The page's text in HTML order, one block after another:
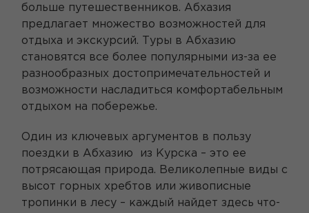
больше путешественников. Абхазия
предлагает множество возможностей для
отдыха и экскурсий. Туры в Абхазию
становятся все более популярными из-за ее
разнообразных достопримечательностей и
возможности насладиться комфортабельным
отдыхом на побережье.
Один из ключевых аргументов в пользу
поездки в Абхазию из Курска – это ее
потрясающая природа. Великолепные виды с
высот горных хребтов или живописные
тропинки в лесу – каждый найдет здесь что-